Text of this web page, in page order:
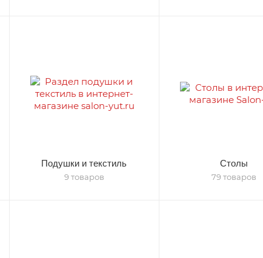
Подушки и текстиль
9 товаров
Столы
79 товаров